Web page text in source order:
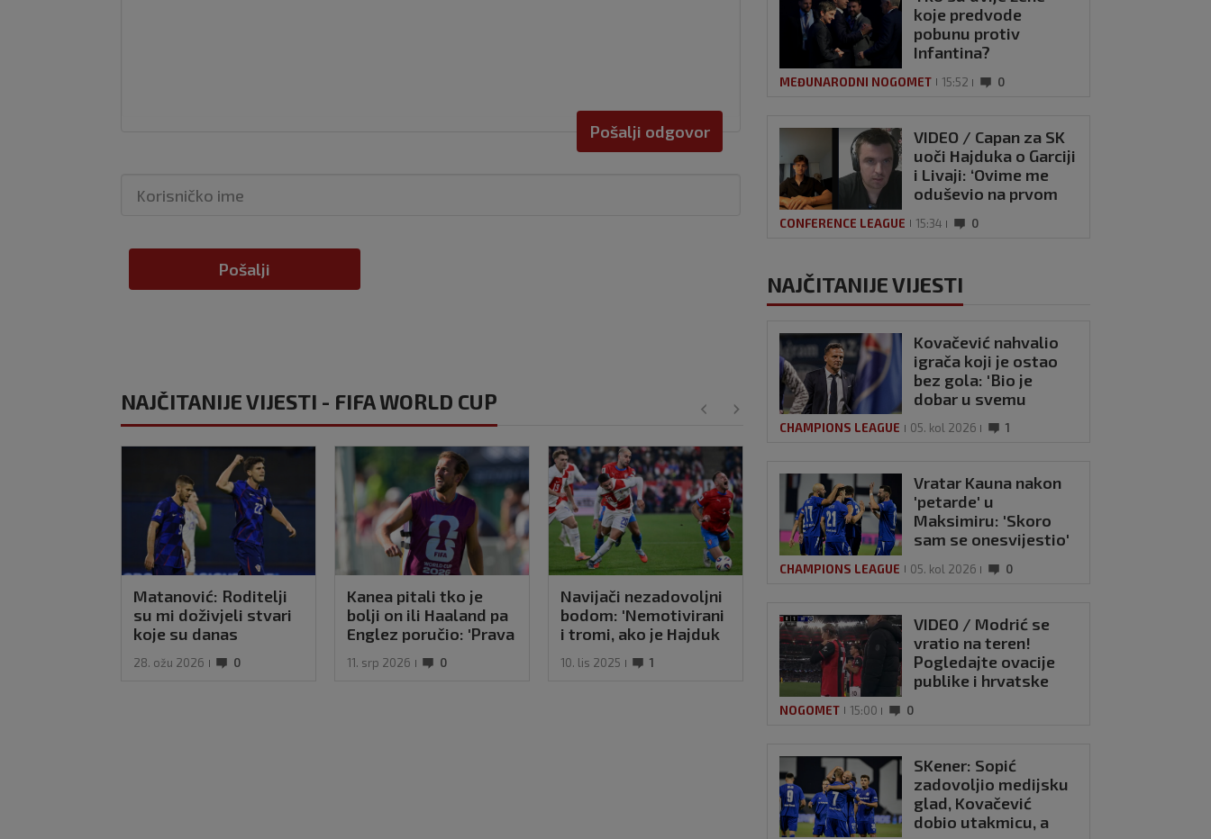
Pošalji odgovor
Pošalji
NAJČITANIJE VIJESTI - FIFA WORLD CUP
Matanović: Roditelji
su mi doživjeli stvari
koje su danas
Hrvatska mi je
28. ožu 2026 0
Kanea pitali tko je
bolji on ili Haaland pa
Englez poručio: 'Prava
11. srp 2026 0
Navijači nezadovoljni
bodom: 'Nemotivirani
i tromi, ako je Hajduk
10. lis 2025 1
koje predvode
pobunu protiv
Infantina?
MEĐUNARODNI NOGOMET 15:52 0
VIDEO / Capan za SK
uoči Hajduka o Garciji
i Livaji: ‘Ovime me
oduševio na prvom
CONFERENCE LEAGUE 15:34 0
NAJČITANIJE VIJESTI
Kovačević nahvalio
igrača koji je ostao
bez gola: 'Bio je
dobar u svemu
CHAMPIONS LEAGUE 05. kol 2026 1
Vratar Kauna nakon
'petarde' u
Maksimiru: 'Skoro
sam se onesvijestio'
CHAMPIONS LEAGUE 05. kol 2026 0
VIDEO / Modrić se
vratio na teren!
Pogledajte ovacije
publike i hrvatske
NOGOMET 15:00 0
SKener: Sopić
zadovoljio medijsku
glad, Kovačević
dobio utakmicu, a